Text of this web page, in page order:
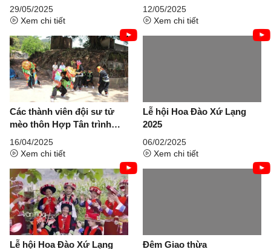
Lạng Sơn năm 2025
29/05/2025
Xem chi tiết
TRAO GIẢI CUỘC THI
SÁNG TÁC CA KHÚC TỈNH
12/05/2025
Xem chi tiết
Các thành viên đội sư tử
mèo thôn Hợp Tân trình
diễn một số bài võ, quyền
thuật trong buổi khảo sát
16/04/2025
Xem chi tiết
Lễ hội Hoa Đào Xứ Lạng
2025
06/02/2025
Xem chi tiết
Lễ hội Hoa Đào Xứ Lạng
Đêm Giao thừa